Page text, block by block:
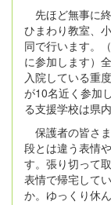
先ほど無事に
ひまわり教室、
同で行います。
に参加します）
入院している重
が10名近く参加
る支援学校は県
保護者の皆さ
段とは違う表情
す。張り切って
表情で帰宅して
か。ゆっくり休